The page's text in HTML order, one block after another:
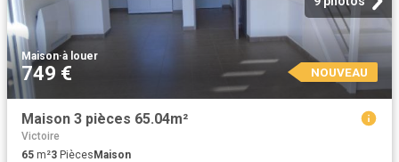
Maison·à louer
749 € NOUVEAU
Maison 3 pièces 65.04m²
Victoire
65 m²3 PiècesMaison